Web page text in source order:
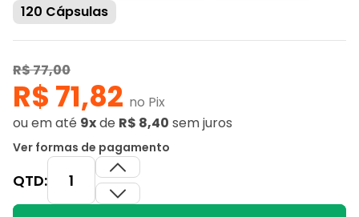
R$ 77,00
R$ 71,82 no Pix
ouem até 9xde R$ 8,40 sem juros
Ver formas de pagamento
120 Cápsulas
QTD: